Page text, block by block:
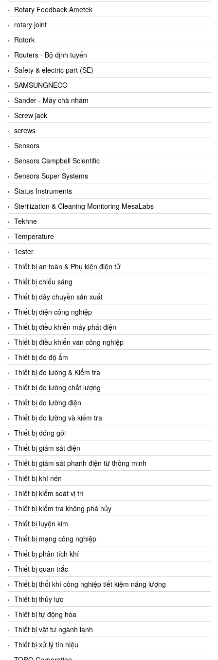
BRAUN Vietnam
Brinkmann Pumpen
BRONKHORST
Brook Instrument
Brooks Instrument Vietnam
Buhler
BURLING INSTRUMENTS
Burster
BUSCHJOST
Calectro
Campbell Scientific
Canneed Vietnam
Cantoni
CAPS
CAREL Parts
CCS
CD Automation
CEAG Sicherheitst
CEIA Vietnam
Celduc Vietnam
Cemb
Centec GmbH
CEQUBE
CHAUVIN ARNOUX
Checkline
Chino
Chiyoda Seiki
Chiyoda-Tsusho
Chongqing Huaneng
Chromalox
ChuanYi
CIC
Clage
Clake Fololo
Clark Cooper
CMC Ventilazione
Coax Valves Inc
Codel
Cofimco
Coltraco
Comat Releco
Comax
COMETECH VietNam
Rotary Feedback Ametek
rotary joint
Rotork
Routers - Bộ định tuyến
Safety & electric part (SE)
SAMSUNGNECO
Sander - Máy chà nhám
Screw jack
screws
Sensors
Sensors Campbell Scientific
Sensors Super Systems
Status Instruments
Sterilization & Cleaning Monitoring MesaLabs
Tekhne
Temperature
Tester
Thiết bị an toàn & Phụ kiện điện tử
Thiết bị chiếu sáng
Thiết bị dây chuyền sản xuất
Thiết bị điện công nghiệp
Thiết bị điều khiển máy phát điện
Thiết bị điều khiển van công nghiệp
Thiết bị đo độ ẩm
Thiết bị đo lường & Kiểm tra
Thiết bị đo lường chất lượng
Thiết bị đo lường điện
Thiết bị đo lường và kiểm tra
Thiết bị đóng gói
Thiết bị giám sát điện
Thiết bị giám sát phanh điện từ thông minh
Thiết bị khí nén
Thiết bị kiểm soát vị trí
Thiết bị kiểm tra không phá hủy
Thiết bị luyện kim
Thiết bị mạng công nghiệp
Thiết bị phân tích khí
Thiết bị quan trắc
Thiết bị thổi khí công nghiệp tiết kiệm năng lượng
Thiết bị thủy lực
Thiết bị tự động hóa
Thiết bị vật tư ngành lạnh
Thiết bị xử lý tín hiệu